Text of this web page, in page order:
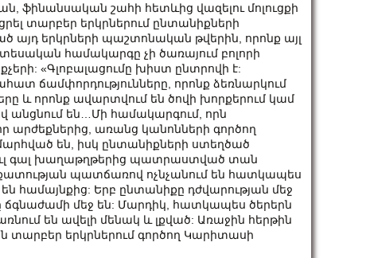
շահի հետևից վազելու մոլուցքի
տարբեր երկրներում ընտանիքների
այդ երկրների պաշտոնական թվերին, որոնք այլ
համակարգը չի ծառայում բոլորի
«Գլոբալացումը խիստ ընտրովի է:
ճամփորդությունները, որոնք ձեռնարկում
և որոնք ավարտվում են ծովի խորքերում կամ
անցնում են…Մի համակարգում, որն
արժեքներից, առանց կանոնների գործող
են, իսկ ընտանիքների ստեղծած
գալ խաղաթղթերից պատրաստված տան
պատճառով ոչնչանում են հատկապես
համայնքից: Երբ ընտանիքը դժվարության մեջ
ճգնաժամի մեջ են: Մարդիկ, հատկապես ծերերն
են ավելի մենակ և լքված: Առաջին հերթին
տարբեր երկրներում գործող Կարիտասի